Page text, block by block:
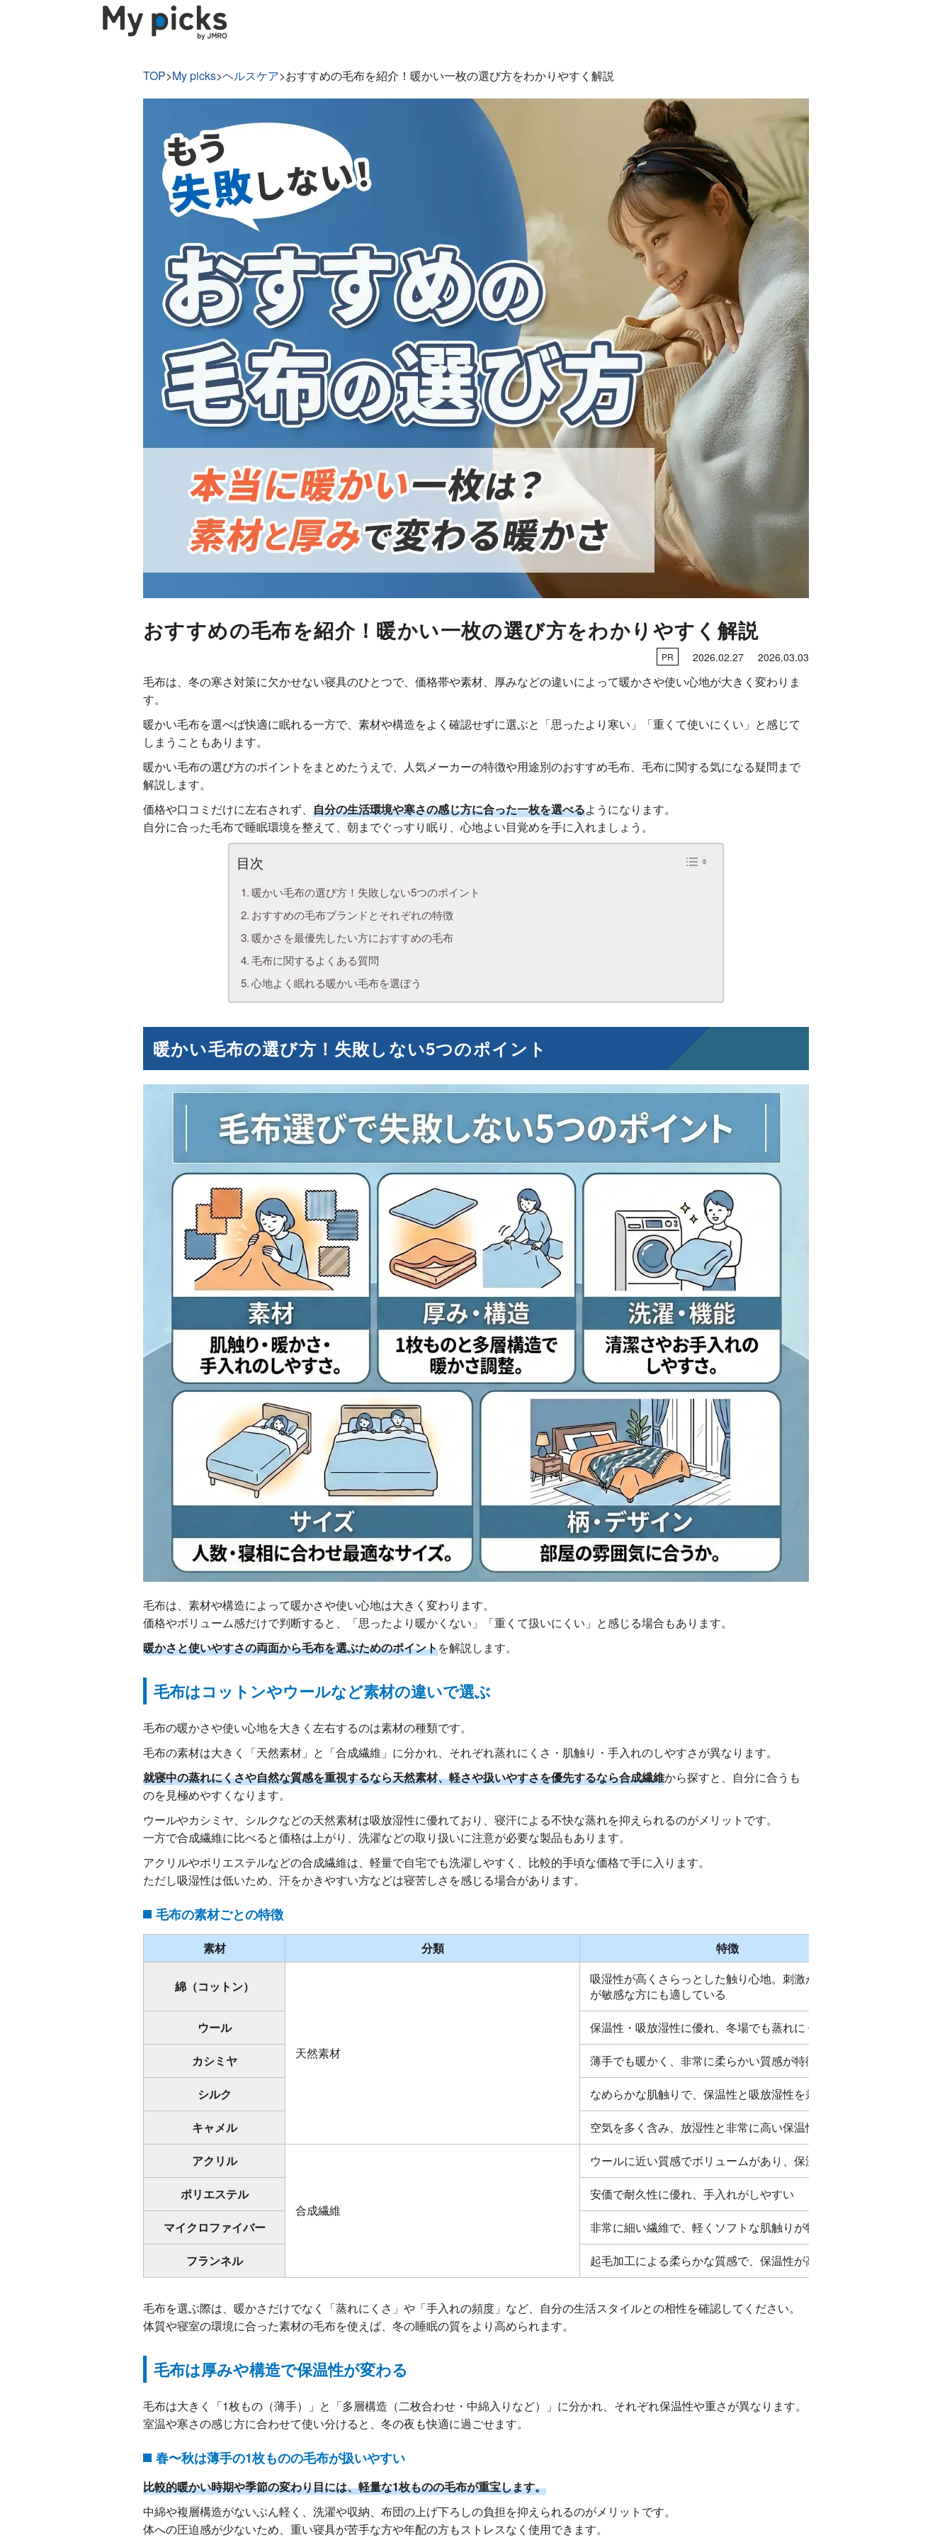
TOP>My picks>ヘルスケア>おすすめの毛布を紹介！暖かい一枚の選び方をわかりやすく解説
おすすめの毛布を紹介！暖かい一枚の選び方をわかりやすく解説
PR 2026.02.27 2026.03.03
毛布は、冬の寒さ対策に欠かせない寝具のひとつで、価格帯や素材、厚みなどの違いによって暖かさや使い心地が大きく変わりま
す。
暖かい毛布を選べば快適に眠れる一方で、素材や構造をよく確認せずに選ぶと「思ったより寒い」「重くて使いにくい」と感じて
しまうこともあります。
暖かい毛布の選び方のポイントをまとめたうえで、人気メーカーの特徴や用途別のおすすめ毛布、毛布に関する気になる疑問まで
解説します。
価格や口コミだけに左右されず、 自分の生活環境や寒さの感じ方に合った一枚を選べるようになります。
自分に合った毛布で睡眠環境を整えて、朝までぐっすり眠り、心地よい目覚めを手に入れましょう。
暖かい毛布の選び方！失敗しない5つのポイント
おすすめの毛布ブランドとそれぞれの特徴
暖かさを最優先したい方におすすめの毛布
毛布に関するよくある質問
心地よく眠れる暖かい毛布を選ぼう
暖かい毛布の選び方！失敗しない5つのポイント
毛布は、素材や構造によって暖かさや使い心地は大きく変わります。
価格やボリューム感だけで判断すると、「思ったより暖かくない」「重くて扱いにくい」と感じる場合もあります。
暖かさと使いやすさの両面から毛布を選ぶためのポイントを解説します。
毛布はコットンやウールなど素材の違いで選ぶ
毛布の暖かさや使い心地を大きく左右するのは素材の種類です。
毛布の素材は大きく「天然素材」と「合成繊維」に分かれ、それぞれ蒸れにくさ・肌触り・手入れのしやすさが異なります。
就寝中の蒸れにくさや自然な質感を重視するなら天然素材、軽さや扱いやすさを優先するなら合成繊維から探すと、自分に合うも
のを見極めやすくなります。
ウールやカシミヤ、シルクなどの天然素材は吸放湿性に優れており、寝汗による不快な蒸れを抑えられるのがメリットです。
一方で合成繊維に比べると価格は上がり、洗濯などの取り扱いに注意が必要な製品もあります。
アクリルやポリエステルなどの合成繊維は、軽量で自宅でも洗濯しやすく、比較的手頃な価格で手に入ります。
ただし吸湿性は低いため、汗をかきやすい方などは寝苦しさを感じる場合があります。
毛布の素材ごとの特徴
素材 分類 特徴
綿（コットン）
天然素材
吸湿性が高くさらっとした触り心地。刺激が少なく肌
が敏感な方にも適している
ウール 保温性・吸放湿性に優れ、冬場でも蒸れにくい
カシミヤ 薄手でも暖かく、非常に柔らかい質感が特徴
シルク なめらかな肌触りで、保温性と吸放湿性を兼ね備える
キャメル 空気を多く含み、放湿性と非常に高い保温性を持つ
アクリル
合成繊維
ウールに近い質感でボリュームがあり、保温性が高い
ポリエステル 安価で耐久性に優れ、手入れがしやすい
マイクロファイバー 非常に細い繊維で、軽くソフトな肌触りが特徴
フランネル 起毛加工による柔らかな質感で、保温性が高い
毛布を選ぶ際は、暖かさだけでなく「蒸れにくさ」や「手入れの頻度」など、自分の生活スタイルとの相性を確認してください。
体質や寝室の環境に合った素材の毛布を使えば、冬の睡眠の質をより高められます。
毛布は厚みや構造で保温性が変わる
毛布は大きく 「1枚もの（薄手）」 と 「多層構造（二枚合わせ・中綿入りなど）」 に分かれ、それぞれ保温性や重さが異なります。
室温や寒さの感じ方に合わせて使い分けると、冬の夜も快適に過ごせます。
春〜秋は薄手の1枚ものの毛布が扱いやすい
比較的暖かい時期や季節の変わり目には、軽量な1枚ものの毛布が重宝します。
中綿や複層構造がないぶん軽く、洗濯や収納、布団の上げ下ろしの負担を抑えられるのがメリットです。
体への圧迫感が少ないため、重い寝具が苦手な方や年配の方もストレスなく使用できます。